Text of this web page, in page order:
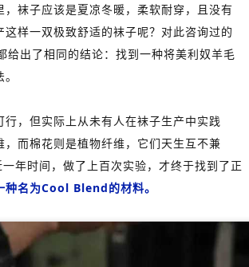
，袜子应该是夏凉冬暖，柔软耐穿，且没有
这样一双极致舒适的袜子呢？对此咨询过的
给出了相同的结论：找到一种将美利奴羊毛
行，但实际上从未有人在袜子生产中实践
，而棉花则是植物纤维，它们天生互不兼
年时间，做了上百次实验，才终于找到了正
种名为Cool Blend的材料。